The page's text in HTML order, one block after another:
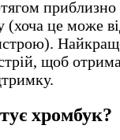
приблизно
це може
щоб
хромбук?